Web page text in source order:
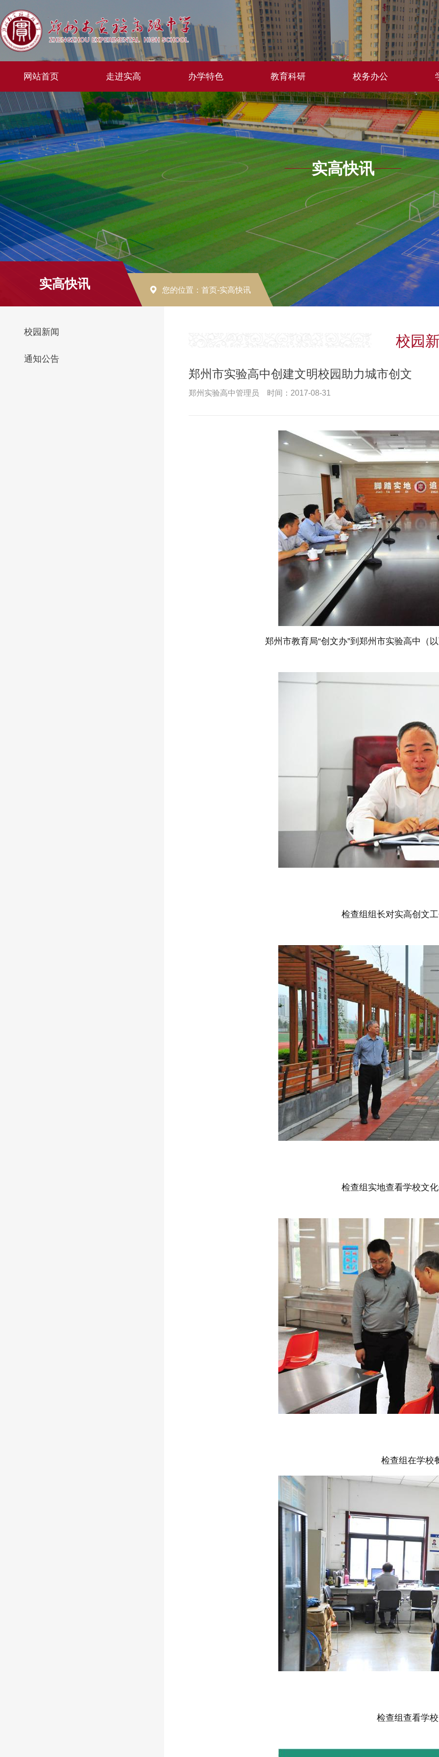
网站首页 走进实高 办学特色 教育科研 校务办公
实高快讯
实高快讯 您的位置： 首页-实高快讯
校园新闻
通知公告
校园
郑州市实验高中创建文明校园助力城市创文
郑州实验高中管理员 时间：2017-08-31
郑州市教育局“创文办”到郑州市实验高中（
检查组组长对实高创文
检查组实地查看学校文
检查组在学校
检查组查看学